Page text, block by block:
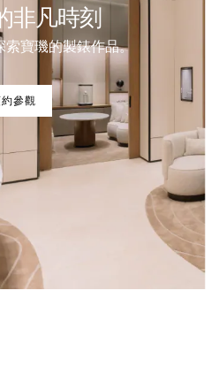
非凡時刻
寶璣的製錶作品。
參觀